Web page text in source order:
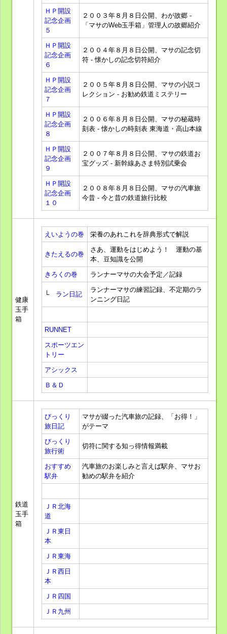
ＨＰ開設
記念企画
５
２００３年８月８日公開、わが故郷 -
「マサのWeb玉手箱」管理人の故郷紹介
ＨＰ開設
記念企画
６
２００４年８月８日公開、マサの記念切
符 - 懐かしの記念切符紹介
ＨＰ開設
記念企画
７
２００５年８月８日公開、マサの小説コ
レクション - お勧め鉄道ミステリー
ＨＰ開設
記念企画
８
２００６年８月８日公開、マサの秘蔵時
刻表 - 懐かしの時刻表 東海道・高山本線
ＨＰ開設
記念企画
９
２００７年８月８日公開、マサの鉄道お
宝グッズ - 新幹線あさま特別試乗会
ＨＰ開設
記念企画
１０
２００８年８月８日公開、マサの汽車旅
今昔 - 今と昔の鉄道旅行比較
健康
玉手
箱
えいようの巻 栄養のあれこれを辞典形式で解説
きたえるの巻
さあ、運動をはじめよう！ 運動の基
本、豆知識を公開
きろくの巻
ランナーマサの大会予定／記録
└ ラン日記
ランナーマサの練習記録、不定期のラ
ンニング日記
RUNNET
スポーツエン
トリー
アシックス
Ｂ＆Ｄ
鉄道
玉手
箱
びっくり
旅日記
マサが綴った汽車旅の記録、「お得！」
がテーマ
びっくり
旅行術
切符に関する知っ得情報満載
おすすめ
駅弁
汽車旅のお楽しみと言えば駅弁、マサお
勧めの駅弁を紹介
ＪＲ北海
道
ＪＲ東日
本
ＪＲ東海
ＪＲ西日
本
ＪＲ四国
ＪＲ九州